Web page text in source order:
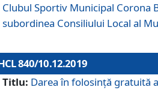
Clubul Sportiv Municipal Corona
subordinea Consiliului Local al
840/10.12.2019
Titlu: Darea în folosință gratuită